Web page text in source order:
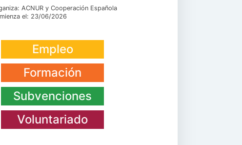
ACNUR y Cooperación Española
el: 23/06/2026
Empleo
Formación
Subvenciones
Voluntariado